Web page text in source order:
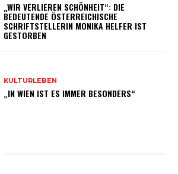
„WIR VERLIEREN SCHÖNHEIT“: DIE
BEDEUTENDE ÖSTERREICHISCHE
SCHRIFTSTELLERIN MONIKA HELFER IST
GESTORBEN
KULTURLEBEN
„IN WIEN IST ES IMMER BESONDERS“